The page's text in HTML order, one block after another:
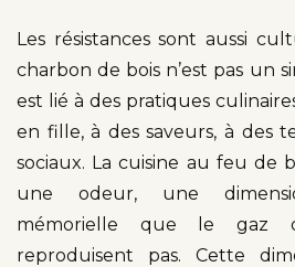
Les résistances sont aussi
charbon de bois n’est pas un
est lié à des pratiques
en fille, à des saveurs, à des
sociaux. La cuisine au feu de
une odeur, une
mémorielle que le gaz
reproduisent pas. Cette